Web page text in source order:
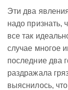
Эти два
надо признать,
все так
случае многое
последние два
раздражала
выяснилось,